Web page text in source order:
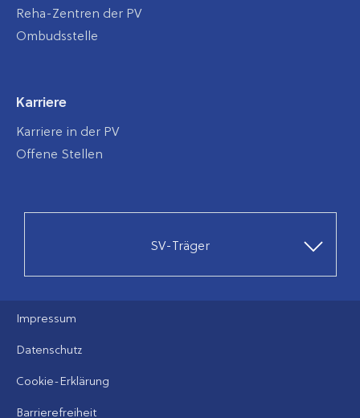
Reha-Zentren der PV
Ombudsstelle
Karriere
Karriere in der PV
Offene Stellen
SV-Träger
Impressum
Datenschutz
Cookie-Erklärung
Barrierefreiheit